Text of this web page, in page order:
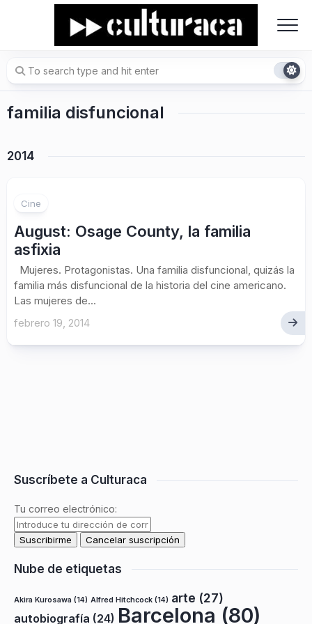
familia disfuncional
2014
Cine
August: Osage County, la familia
asfixia
Mujeres. Protagonistas. Una familia disfuncional, quizás la
familia más disfuncional de la historia del cine americano.
Las mujeres de...
febrero 19, 2014
Suscríbete a Culturaca
Tu correo electrónico:
Nube de etiquetas
Akira Kurosawa (14) Alfred Hitchcock (14) arte (27)
autobiografía (24) Barcelona (80)